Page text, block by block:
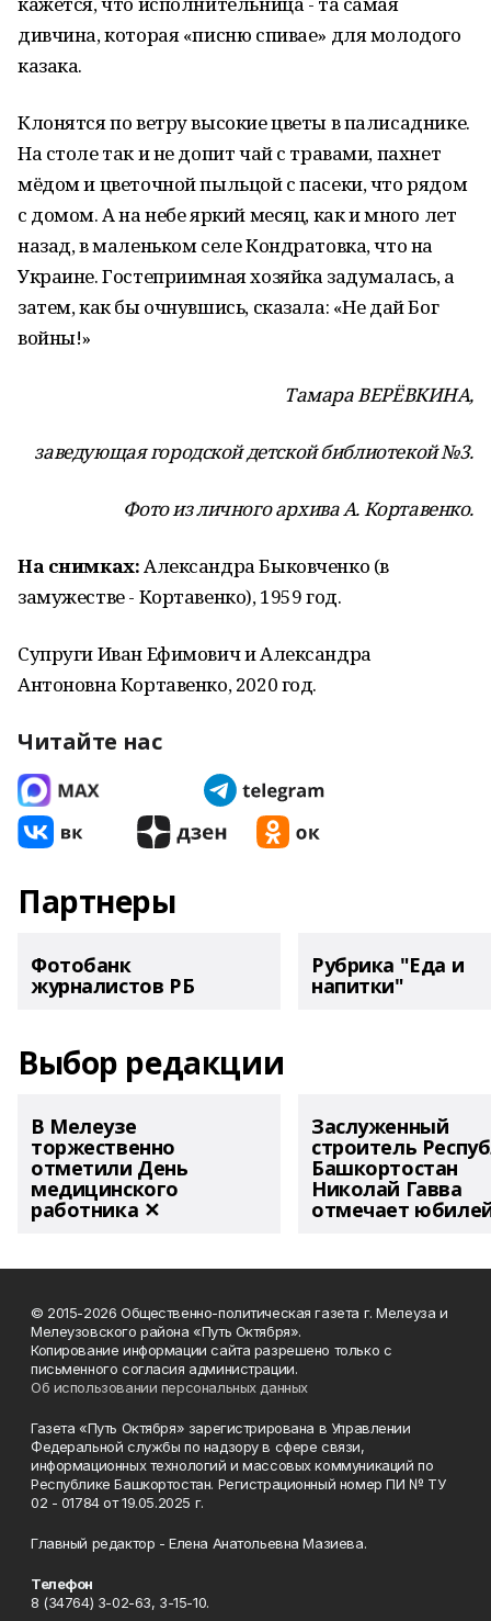
дивчина, которая «писню спивае» для молодого
казака.
Клонятся по ветру высокие цветы в палисаднике.
На столе так и не допит чай с травами, пахнет
мёдом и цветочной пыльцой с пасеки, что рядом
с домом. А на небе яркий месяц, как и много лет
назад, в маленьком селе Кондратовка, что на
Украине. Гостеприимная хозяйка задумалась, а
затем, как бы очнувшись, сказала: «Не дай Бог
войны!»
Тамара ВЕРЁВКИНА,
заведующая городской детской библиотекой №3.
Фото из личного архива А. Кортавенко.
На снимках:Александра Быковченко (в
замужестве - Кортавенко), 1959 год.
Супруги Иван Ефимович и Александра
Антоновна Кортавенко, 2020 год.
Читайте нас
Партнеры
Фотобанк
журналистов РБ
Рубрика "Еда и
напитки"
Выбор редакции
В Мелеузе
торжественно
отметили День
медицинского
работника ✕
Заслуженный
строитель
Башкортостан
Николай Гавва
отмечает
© 2015-2026 Общественно-политическая газета г. Мелеуза и
Мелеузовского района «Путь Октября».
Копирование информации сайта разрешено только с
письменного согласия администрации.
Об использовании персональных данных
Газета «Путь Октября» зарегистрирована в Управлении
Федеральной службы по надзору в сфере связи,
информационных технологий и массовых коммуникаций по
Республике Башкортостан. Регистрационный номер ПИ № ТУ
02 - 01784 от 19.05.2025 г.
Главный редактор - Елена Анатольевна Мазиева.
Телефон
8 (34764) 3-02-63, 3-15-10.